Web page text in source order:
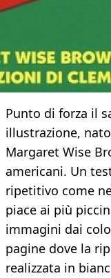
Punto di forza il
illustrazione,
Margaret Wise
americani. Un
ripetitivo come
piace ai più
immagini dai
pagine dove la
realizzata in